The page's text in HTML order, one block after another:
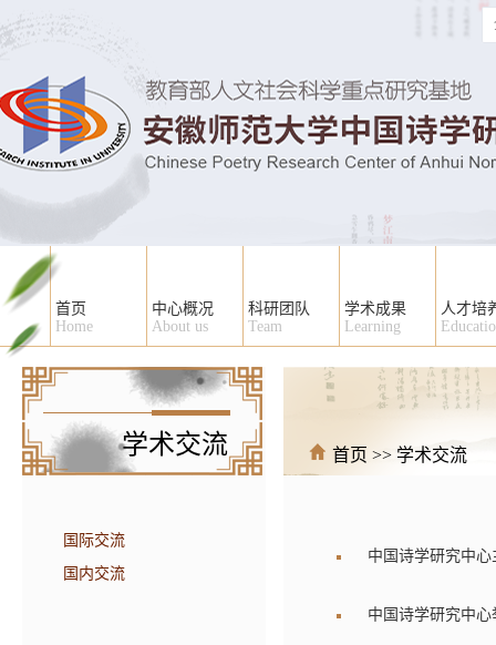
首页
Home
中心概况
About us
科研团队
Team
学术成果
Learning
人才培
学术交流
国际交流
国内交流
首页 >> 学术交流
中国诗学研究中
中国诗学研究中